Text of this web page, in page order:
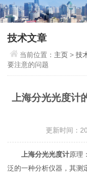
技术文章
当前位置： 主页 >技
要注意的问题
上海分光光度计
更新时间：
上海分光光度计原理
泛的一种分析仪器，其测